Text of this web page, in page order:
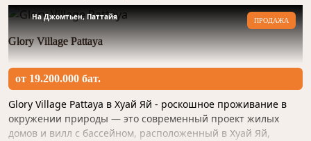
На Джомтьен, Паттайя ПРОДАЖА
Glory Village Pattaya
от 19.200.000 бат.
Glory Village Pattaya в Хуай Яй - роскошное проживание в
окружении природы — это современный проект жилых
домов и вилл с бассейном, расположенный в Хуай Яй,